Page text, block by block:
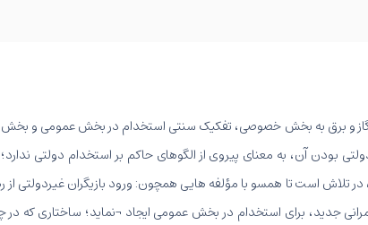
گاز و برق به بخش خصوصی، تفکیک سنتی استخدام در بخش عمومی
بودن آن، به معنای پیروی از الگوهای حاکم بر استخدام دولتی
در تلاش است تا همسو با مؤلفه هایی همچون: ورود بازیگران
جدید، برای استخدام در بخش عمومی ایجاد ¬نماید؛ ساختاری که